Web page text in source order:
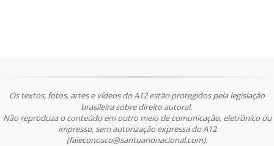
Os textos, fotos, artes e vídeos do A12 estão protegidos pela legislação
brasileira sobre direito autoral.
Não reproduza o conteúdo em outro meio de comunicação, eletrônico ou
impresso, sem autorização expressa do A12
(faleconosco@santuarionacional.com).